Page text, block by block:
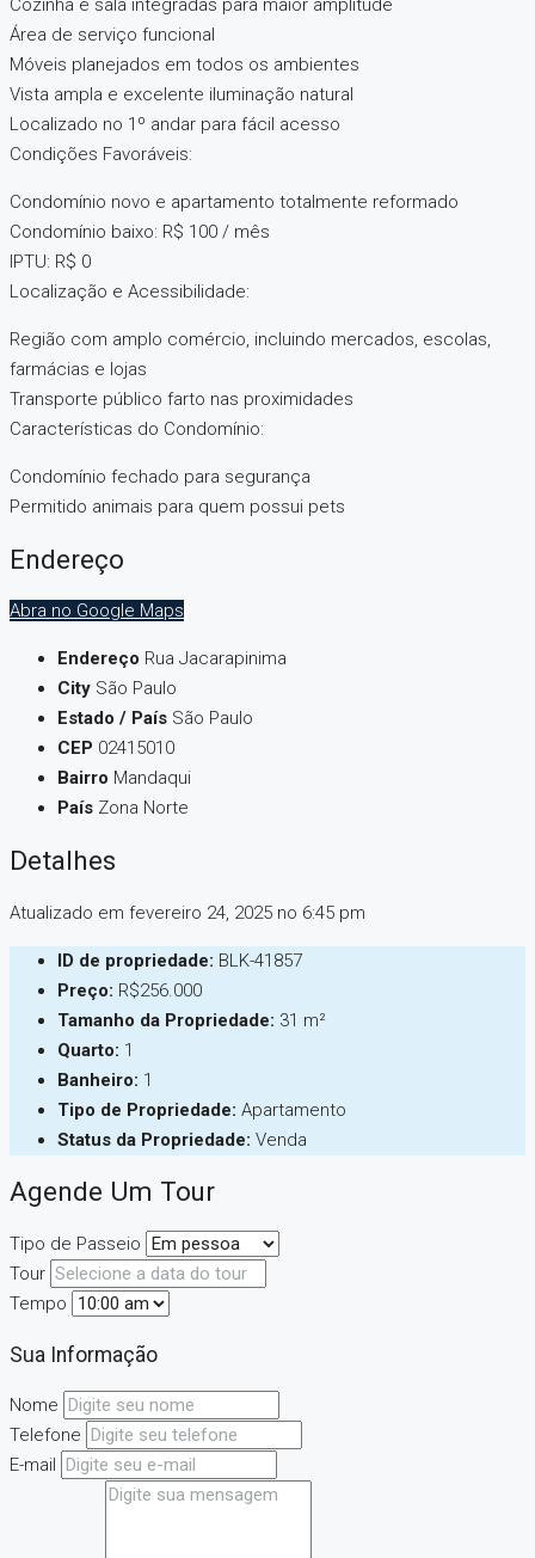
Cozinha e sala integradas para maior amplitude
Área de serviço funcional
Móveis planejados em todos os ambientes
Vista ampla e excelente iluminação natural
Localizado no 1º andar para fácil acesso
Condições Favoráveis:
Condomínio novo e apartamento totalmente reformado
Condomínio baixo: R$ 100 / mês
IPTU: R$ 0
Localização e Acessibilidade:
Região com amplo comércio, incluindo mercados, escolas,
farmácias e lojas
Transporte público farto nas proximidades
Características do Condomínio:
Condomínio fechado para segurança
Permitido animais para quem possui pets
Endereço
Abra no Google Maps
Endereço Rua Jacarapinima
City São Paulo
Estado / País São Paulo
CEP 02415010
Bairro Mandaqui
País Zona Norte
Detalhes
Atualizado em fevereiro 24, 2025 no 6:45 pm
ID de propriedade: BLK-41857
Preço: R$256.000
Tamanho da Propriedade: 31 m²
Quarto: 1
Banheiro: 1
Tipo de Propriedade: Apartamento
Status da Propriedade: Venda
Agende Um Tour
Tipo de Passeio
Tour
Tempo
Sua Informação
Nome
Telefone
E-mail